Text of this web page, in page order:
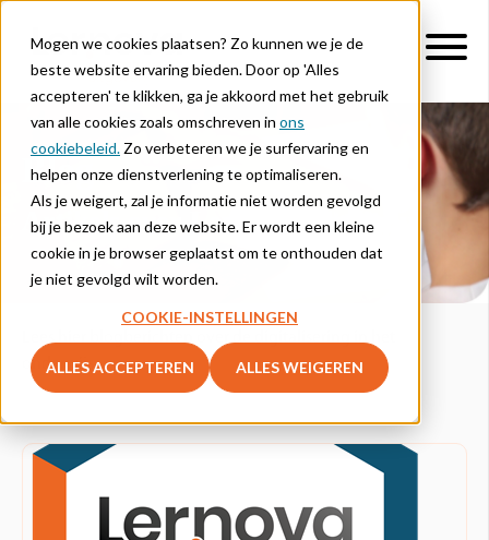
Mogen we cookies plaatsen? Zo kunnen we je de
beste website ervaring bieden. Door op 'Alles
accepteren' te klikken, ga je akkoord met het gebruik
van alle cookies zoals omschreven in ons
cookiebeleid. Zo verbeteren we je surfervaring en
helpen onze dienstverlening te optimaliseren.
Als je weigert, zal je informatie niet worden gevolgd
bij je bezoek aan deze website. Er wordt een kleine
cookie in je browser geplaatst om te onthouden dat
je niet gevolgd wilt worden.
COOKIE-INSTELLINGEN
ALLES ACCEPTEREN ALLES WEIGEREN
Blog
Artikels over Lernova Academy
Lees hier blogberichten over de digitalisering in het
onderwijs.